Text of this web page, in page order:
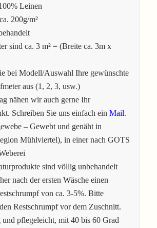
Leinen
200g/m²
sind ca. 3 m² = (Breite ca. 3m x
bei Modell/Auswahl Ihre gewünschte
aus (1, 2, 3, usw.)
nähen wir auch gerne Ihr
Schreiben Sie uns einfach ein Mail.
– Gewebt und genäht in
Mühlviertel), in einer nach GOTS
sind völlig unbehandelt
nach der ersten Wäsche einen
von ca. 3-5%. Bitte
Restschrumpf vor dem Zuschnitt.
pflegeleicht, mit 40 bis 60 Grad